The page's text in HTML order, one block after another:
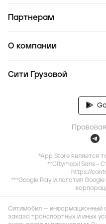
Партнерам
О компании
Сити Грузовой
*App Store является
**Citymobil Sans -
https://
***Google Play и логотип
Ситимобил — информационный
заказа транспортных и иных